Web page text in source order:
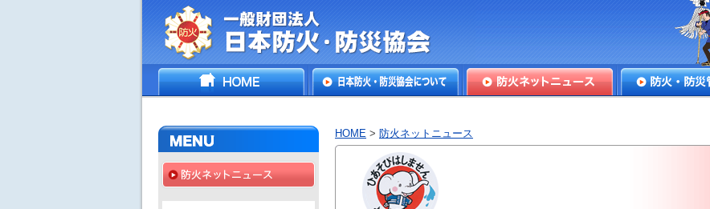
一般財団法人日本防火・防
HOME
HOME > 防火ネットニュース